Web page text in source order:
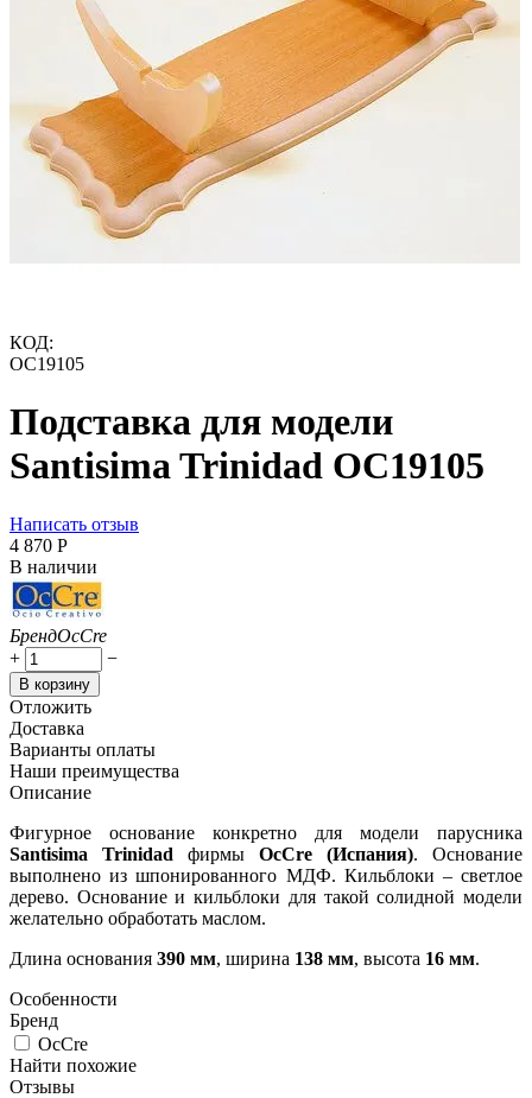
КОД:
OC19105
Подставка для модели
Santisima Trinidad OC19105
Написать отзыв
4 870 Р
В наличии
БрендOcCre
+
−
В корзину
Отложить
Доставка
Варианты оплаты
Наши преимущества
Описание
Фигурное основание конкретно для модели парусника
Santisima Trinidad фирмы OcCre (Испания). Основание
выполнено из шпонированного МДФ. Кильблоки – светлое
дерево. Основание и кильблоки для такой солидной модели
желательно обработать маслом.
Длина основания 390 мм, ширина 138 мм, высота 16 мм.
Особенности
Бренд
OcCre
Найти похожие
Отзывы